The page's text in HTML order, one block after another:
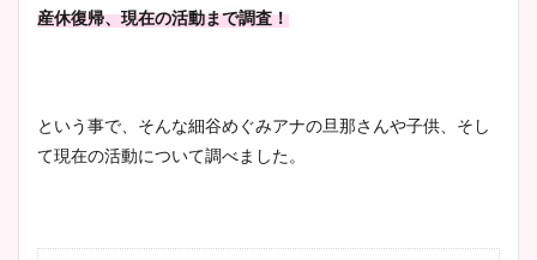
産休復帰、現在の活動まで調査！
という事で、そんな細谷めぐみアナの旦那さんや子供、そし
て現在の活動について調べました。